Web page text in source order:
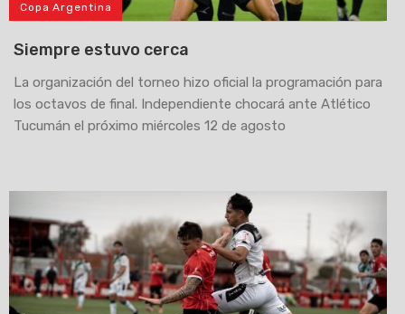
Copa Argentina
Siempre estuvo cerca
La organización del torneo hizo oficial la programación para
los octavos de final. Independiente chocará ante Atlético
Tucumán el próximo miércoles 12 de agosto